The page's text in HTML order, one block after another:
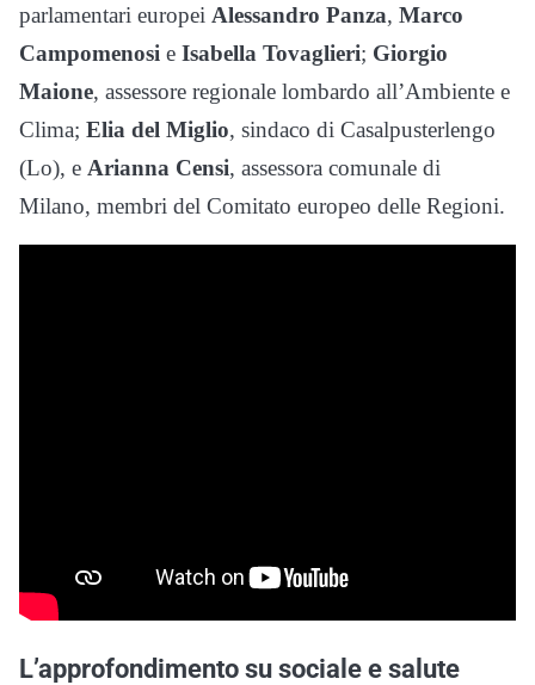
parlamentari europei Alessandro Panza, Marco
Campomenosi e Isabella Tovaglieri; Giorgio
Maione, assessore regionale lombardo all’Ambiente e
Clima; Elia del Miglio, sindaco di Casalpusterlengo
(Lo), e Arianna Censi, assessora comunale di
Milano, membri del Comitato europeo delle Regioni.
L’approfondimento su sociale e salute